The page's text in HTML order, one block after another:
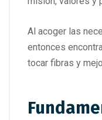
Al acoger las
entonces
tocar fibras y